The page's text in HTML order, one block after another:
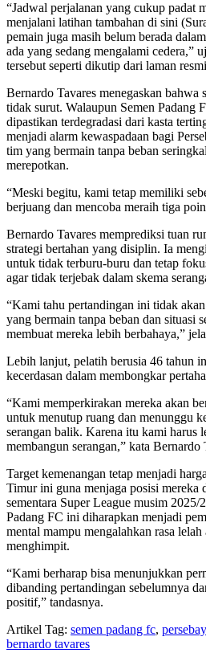
“Jadwal perjalanan yang cukup padat
menjalani latihan tambahan di sini
pemain juga masih belum berada
ada yang sedang mengalami cedera,”
tersebut seperti dikutip dari laman
Bernardo Tavares menegaskan bahwa
tidak surut. Walaupun Semen Padang
dipastikan terdegradasi dari kasta
menjadi alarm kewaspadaan bagi
tim yang bermain tanpa beban
merepotkan.
“Meski begitu, kami tetap memiliki
berjuang dan mencoba meraih tiga
Bernardo Tavares memprediksi tuan
strategi bertahan yang disiplin. Ia
untuk tidak terburu-buru dan tetap
agar tidak terjebak dalam skema
“Kami tahu pertandingan ini tidak
yang bermain tanpa beban dan situasi
membuat mereka lebih berbahaya,”
Lebih lanjut, pelatih berusia 46 tahun
kecerdasan dalam membongkar
“Kami memperkirakan mereka akan
untuk menutup ruang dan menunggu
serangan balik. Karena itu kami harus
membangun serangan,” kata Bernardo
Target kemenangan tetap menjadi
Timur ini guna menjaga posisi mereka
sementara Super League musim 2025/
Padang FC ini diharapkan menjadi
mental mampu mengalahkan rasa
menghimpit.
“Kami berharap bisa menunjukkan
dibanding pertandingan sebelumnya
positif,” tandasnya.
Artikel Tag: semen padang fc,
bernardo tavares